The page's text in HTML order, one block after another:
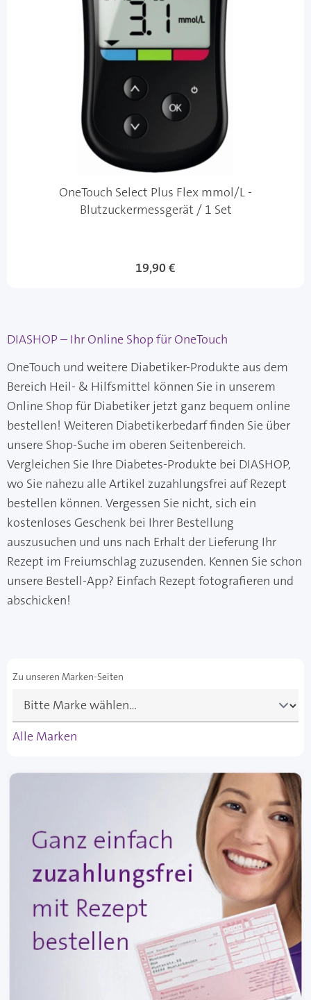
OneTouch Select Plus Flex mmol/L -
Blutzuckermessgerät / 1 Set
19,90 €
DIASHOP – Ihr Online Shop für OneTouch
OneTouch und weitere Diabetiker-Produkte aus dem
Bereich Heil- & Hilfsmittel können Sie in unserem
Online Shop für Diabetiker jetzt ganz bequem online
bestellen! Weiteren Diabetikerbedarf finden Sie über
unsere Shop-Suche im oberen Seitenbereich.
Vergleichen Sie Ihre Diabetes-Produkte bei DIASHOP,
wo Sie nahezu alle Artikel zuzahlungsfrei auf Rezept
bestellen können. Vergessen Sie nicht, sich ein
kostenloses Geschenk bei Ihrer Bestellung
auszusuchen und uns nach Erhalt der Lieferung Ihr
Rezept im Freiumschlag zuzusenden. Kennen Sie schon
unsere Bestell-App? Einfach Rezept fotografieren und
abschicken!
Zu unseren Marken-Seiten
Alle Marken